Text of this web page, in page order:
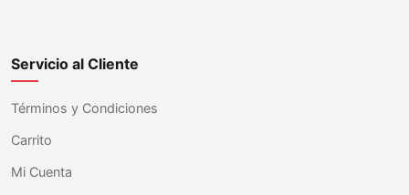
Servicio al Cliente
Términos y Condiciones
Carrito
Mi Cuenta